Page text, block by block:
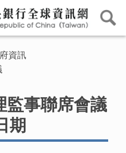
資訊
監事聯席會議
期